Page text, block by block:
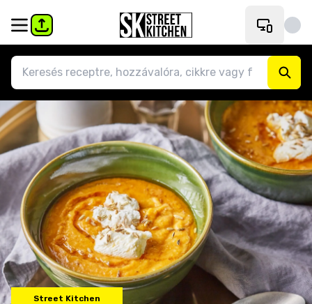
Street Kitchen